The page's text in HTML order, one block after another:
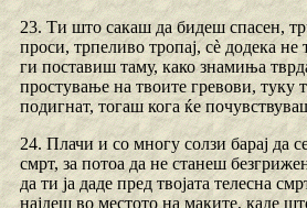
23. Ти што сакаш да бидеш спасен,
проси, трпеливо тропај, сѐ додека
ги поставиш таму, како знамиња
простување на твоите гревови, туку
подигнат, тогаш кога ќе
24. Плачи и со многу солзи барај да
смрт, за потоа да не станеш
да ти ја даде пред твојата телесна
најдеш во местото на маките, каде